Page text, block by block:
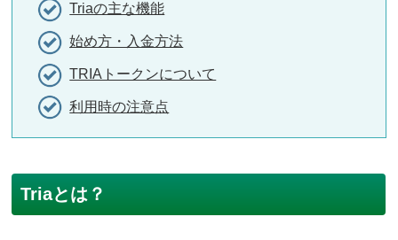
Triaの主な機能
始め方・入金方法
TRIAトークンについて
利用時の注意点
Triaとは？